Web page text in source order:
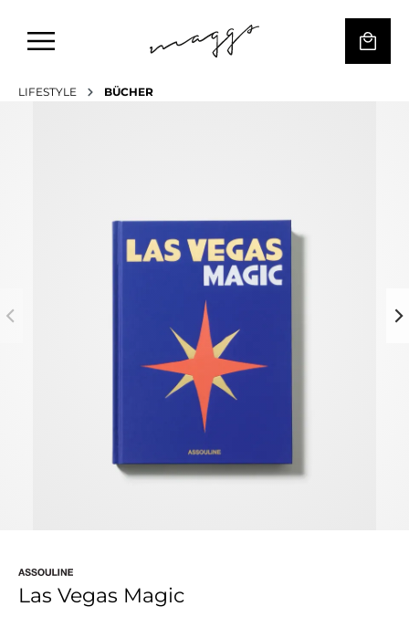
LIFESTYLE BÜCHER
Las Vegas Magic